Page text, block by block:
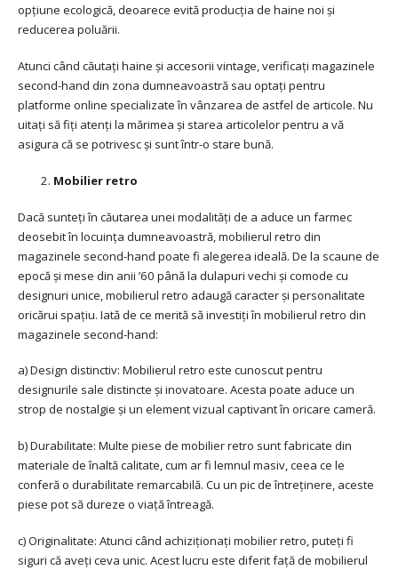
opțiune ecologică, deoarece evită producția de haine noi și
reducerea poluării.
Atunci când căutați haine și accesorii vintage, verificați magazinele
second-hand din zona dumneavoastră sau optați pentru
platforme online specializate în vânzarea de astfel de articole. Nu
uitați să fiți atenți la mărimea și starea articolelor pentru a vă
asigura că se potrivesc și sunt într-o stare bună.
Mobilier retro
Dacă sunteți în căutarea unei modalități de a aduce un farmec
deosebit în locuința dumneavoastră, mobilierul retro din
magazinele second-hand poate fi alegerea ideală. De la scaune de
epocă și mese din anii ’60 până la dulapuri vechi și comode cu
designuri unice, mobilierul retro adaugă caracter și personalitate
oricărui spațiu. Iată de ce merită să investiți în mobilierul retro din
magazinele second-hand:
a) Design distinctiv: Mobilierul retro este cunoscut pentru
designurile sale distincte și inovatoare. Acesta poate aduce un
strop de nostalgie și un element vizual captivant în oricare cameră.
b) Durabilitate: Multe piese de mobilier retro sunt fabricate din
materiale de înaltă calitate, cum ar fi lemnul masiv, ceea ce le
conferă o durabilitate remarcabilă. Cu un pic de întreținere, aceste
piese pot să dureze o viață întreagă.
c) Originalitate: Atunci când achiziționați mobilier retro, puteți fi
siguri că aveți ceva unic. Acest lucru este diferit față de mobilierul